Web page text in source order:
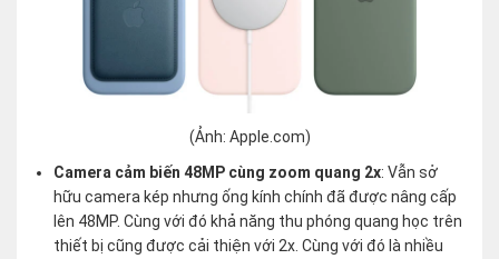
(Ảnh: Apple.com)
Camera cảm biến 48MP cùng zoom quang 2x: Vẫn sở
hữu camera kép nhưng ống kính chính đã được nâng cấp
lên 48MP. Cùng với đó khả năng thu phóng quang học trên
thiết bị cũng được cải thiện với 2x. Cùng với đó là nhiều